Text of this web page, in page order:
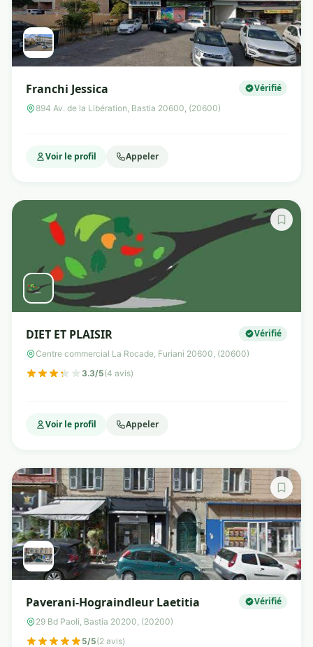
Franchi Jessica Vérifié
894 Av. de la Libération, Bastia 20600, (20600)
Voir le profil Appeler
DIET ET PLAISIR Vérifié
Centre commercial La Rocade, Furiani 20600, (20600)
3.3/5(4 avis)
Voir le profil Appeler
Paverani-Hograindleur Laetitia Vérifié
29 Bd Paoli, Bastia 20200, (20200)
5/5(2 avis)